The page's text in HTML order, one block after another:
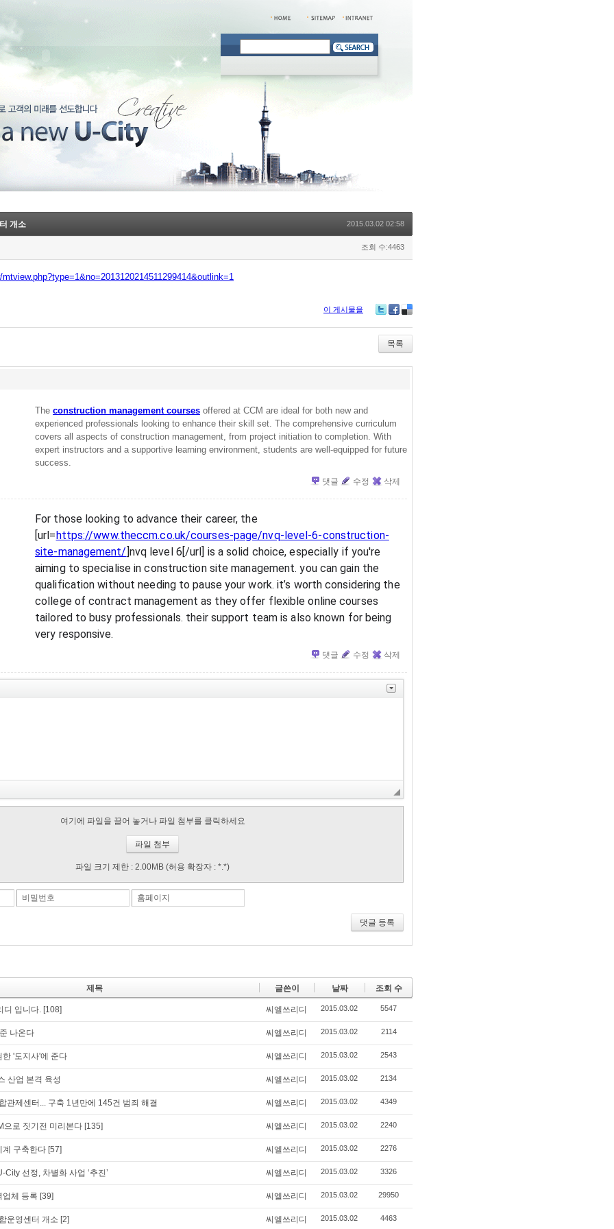
개소 2015.03.02 02:58
조회 수:4463
이 게시물을
bo
ok
ou
s
목록
The construction management courses offered at CCM are ideal for both new and
experienced professionals looking to enhance their skill set. The comprehensive curriculum
covers all aspects of construction management, from project initiation to completion. With
expert instructors and a supportive learning environment, students are well-equipped for future
success.
댓글 수정 삭제
For those looking to advance their career, the
[url=https://www.theccm.co.uk/courses-page/nvq-level-6-construction-
site-management/]nvq level 6[/url] is a solid choice, especially if you're
aiming to specialise in construction site management. you can gain the
qualification without needing to pause your work. it’s worth considering the
college of contract management as they offer flexible online courses
tailored to busy professionals. their support team is also known for being
very responsive.
댓글 수정 삭제
여기에 파일을 끌어 놓거나 파일 첨부를 클릭하세요
파일 첨부
파일 크기 제한 : 2.00MB (허용 확장자 : *.*)
비밀번호 홈페이지
댓글 등록
제목 글쓴이 날짜 조회 수
디 입니다. [108] 씨엘쓰리디 2015.03.02 5547
나온다 씨엘쓰리디 2015.03.02 2114
'도지사'에 준다 씨엘쓰리디 2015.03.02 2543
산업 본격 육성 씨엘쓰리디 2015.03.02 2134
관제센터... 구축 1년만에 145건 범죄 해결 씨엘쓰리디 2015.03.02 4349
으로 짓기전 미리본다 [135] 씨엘쓰리디 2015.03.02 2240
계 구축한다 [57] 씨엘쓰리디 2015.03.02 2276
City 선정, 차별화 사업 ‘추진’ 씨엘쓰리디 2015.03.02 3326
업체 등록 [39] 씨엘쓰리디 2015.03.02 29950
운영센터 개소 [2] 씨엘쓰리디 2015.03.02 4463